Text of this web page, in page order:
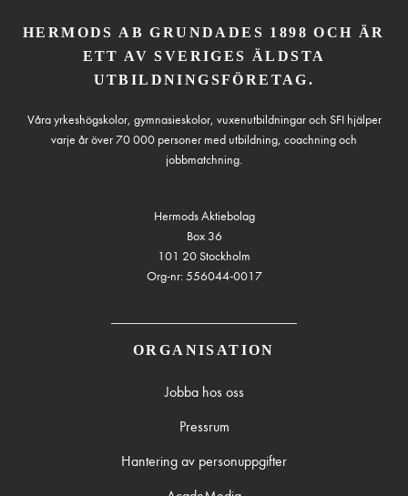
HERMODS AB GRUNDADES 1898 OCH ÄR
ETT AV SVERIGES ÄLDSTA
UTBILDNINGSFÖRETAG.
Våra yrkeshögskolor, gymnasieskolor, vuxenutbildningar och SFI hjälper
varje år över 70 000 personer med utbildning, coachning och
jobbmatchning.
Hermods Aktiebolag
Box 36
101 20 Stockholm
Org-nr: 556044-0017
ORGANISATION
Jobba hos oss
Pressrum
Hantering av personuppgifter